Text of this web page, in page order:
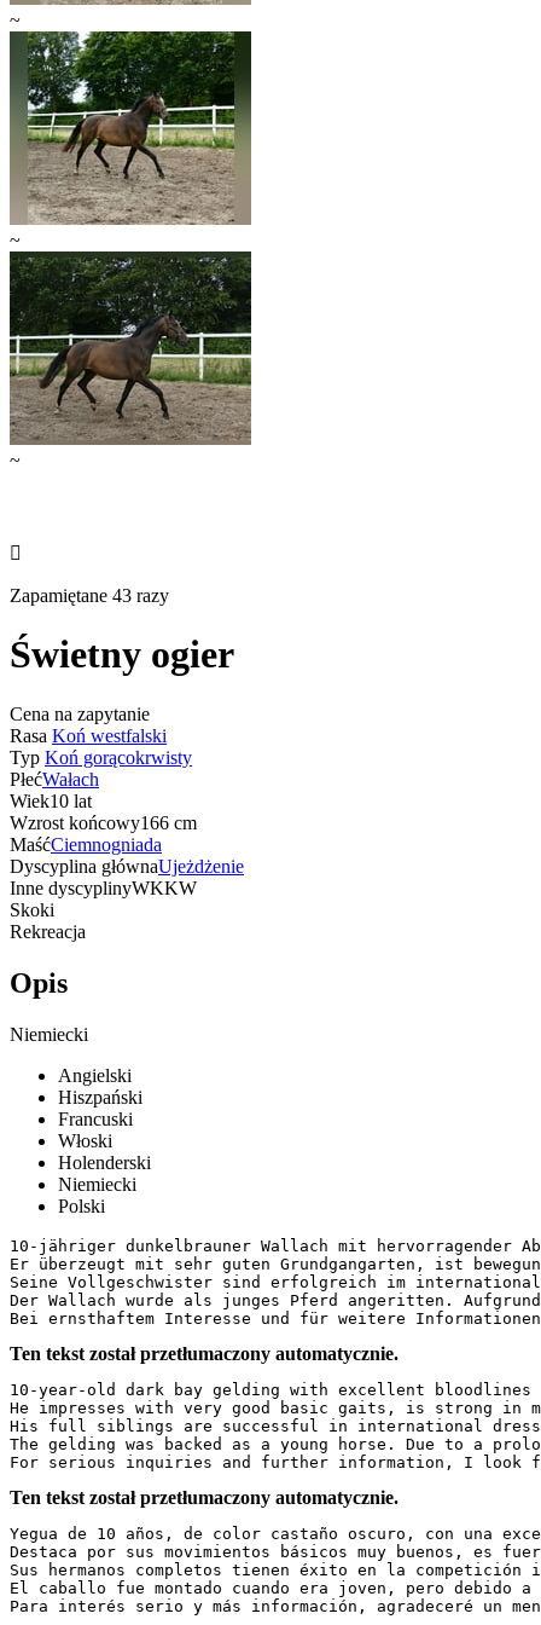
~
~
~

Zapamiętane 43 razy
Świetny ogier
Cena na zapytanie
Rasa Koń westfalski
Typ Koń gorącokrwisty
PłećWałach
Wiek10 lat
Wzrost końcowy166 cm
MaśćCiemnogniada
Dyscyplina głównaUjeżdżenie
Inne dyscyplinyWKKW
Skoki
Rekreacja
Opis
Niemiecki
Angielski
Hiszpański
Francuski
Włoski
Holenderski
Niemiecki
Polski
10-jähriger dunkelbrauner Wallach mit hervorragender
Er überzeugt mit sehr guten Grundgangarten, ist
Seine Vollgeschwister sind erfolgreich im
Der Wallach wurde als junges Pferd angeritten.
Bei ernsthaftem Interesse und für weitere
Ten tekst został przetłumaczony automatycznie.
10-year-old dark bay gelding with excellent
He impresses with very good basic gaits, is strong in
His full siblings are successful in international
The gelding was backed as a young horse. Due to a
For serious inquiries and further information, I look
Ten tekst został przetłumaczony automatycznie.
Yegua de 10 años, de color castaño oscuro, con una
Destaca por sus movimientos básicos muy buenos,
Sus hermanos completos tienen éxito en la
El caballo fue montado cuando era joven, pero debido
Para interés serio y más información, agradeceré un